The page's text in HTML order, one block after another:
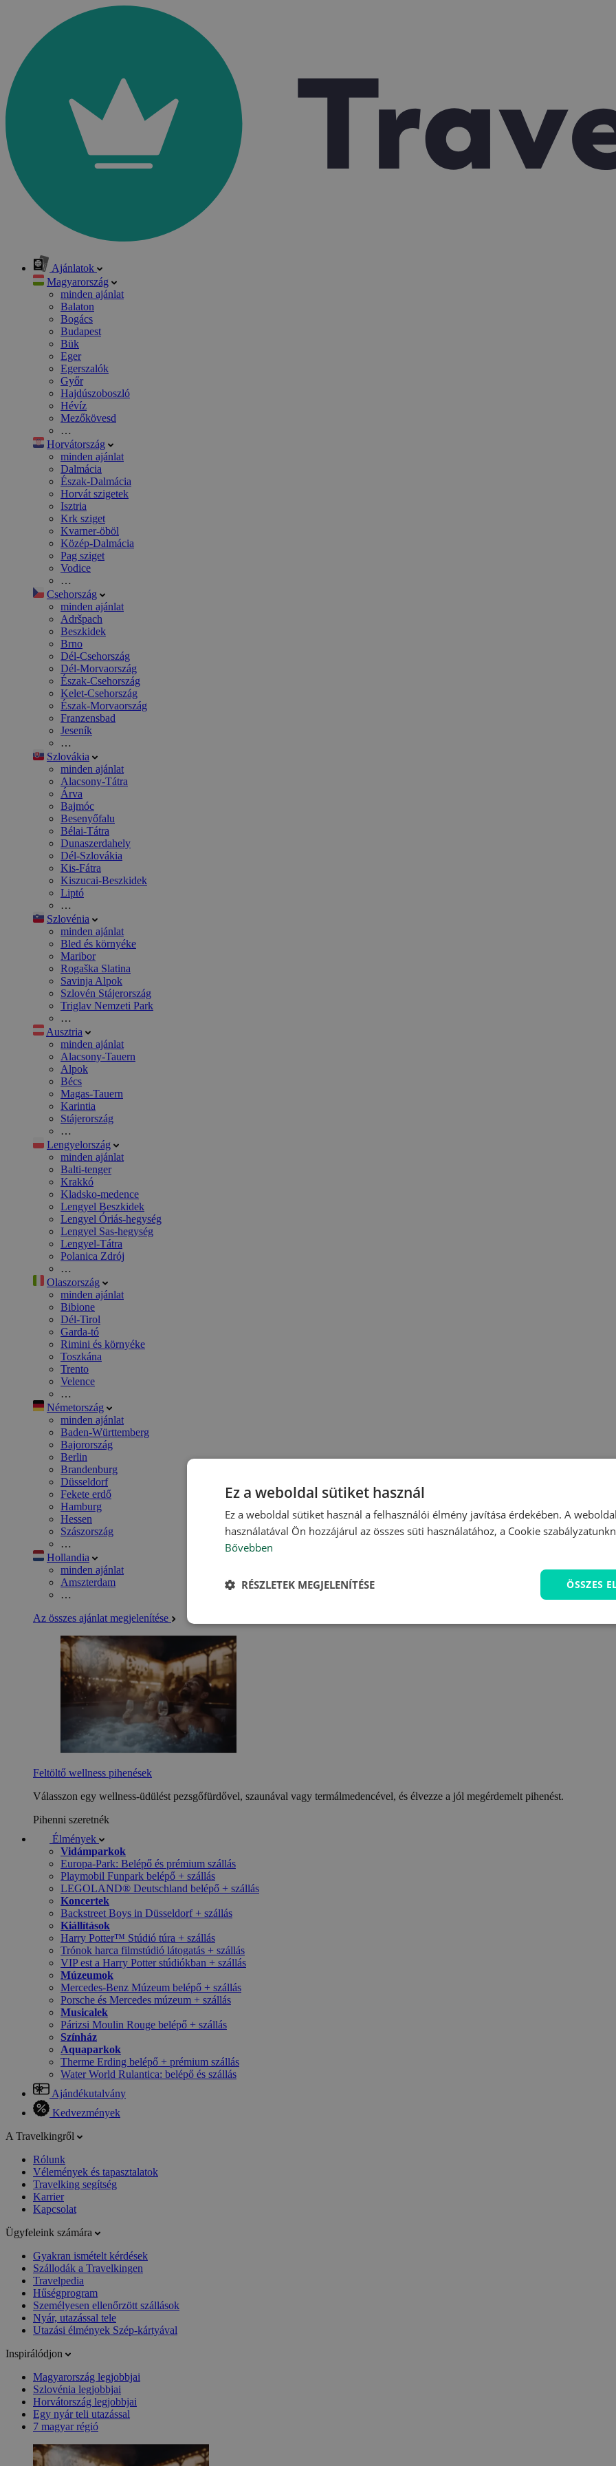
Ajánlatok
Magyarország
minden ajánlat
Balaton
Bogács
Budapest
Bük
Eger
Egerszalók
Győr
Hajdúszoboszló
Hévíz
Mezőkövesd
…
Horvátország
minden ajánlat
Dalmácia
Észak-Dalmácia
Horvát szigetek
Isztria
Krk sziget
Kvarner-öböl
Közép-Dalmácia
Pag sziget
Vodice
…
Csehország
minden ajánlat
Adršpach
Beszkidek
Brno
Dél-Csehország
Dél-Morvaország
Észak-Csehország
Kelet-Csehország
Észak-Morvaország
Franzensbad
Jeseník
…
Szlovákia
minden ajánlat
Alacsony-Tátra
Árva
Bajmóc
Besenyőfalu
Bélai-Tátra
Dunaszerdahely
Dél-Szlovákia
Kis-Fátra
Kiszucai-Beszkidek
Liptó
…
Szlovénia
minden ajánlat
Bled és környéke
Maribor
Rogaška Slatina
Savinja Alpok
Szlovén Stájerország
Triglav Nemzeti Park
…
Ausztria
minden ajánlat
Alacsony-Tauern
Alpok
Bécs
Magas-Tauern
Karintia
Stájerország
…
Lengyelország
minden ajánlat
Balti-tenger
Krakkó
Kladsko-medence
Lengyel Beszkidek
Lengyel Óriás-hegység
Lengyel Sas-hegység
Lengyel-Tátra
Polanica Zdrój
…
Olaszország
minden ajánlat
Bibione
Dél-Tirol
Garda-tó
Rimini és környéke
Toszkána
Trento
Velence
…
Németország
minden ajánlat
Baden-Württemberg
Bajorország
Berlin
Brandenburg
Düsseldorf
Fekete erdő
Hamburg
Hessen
Szászország
…
Hollandia
minden ajánlat
Amszterdam
…
Az összes ajánlat megjelenítése
Feltöltő wellness pihenések
Válasszon egy wellness-üdülést pezsgőfürdővel, szaunával vagy termálmedencével, és élvezze a jól megérdemelt pihenést.
Pihenni szeretnék
Élmények
Vidámparkok
Europa-Park: Belépő és prémium szállás
Playmobil Funpark belépő + szállás
LEGOLAND® Deutschland belépő + szállás
Koncertek
Backstreet Boys in Düsseldorf + szállás
Kiállítások
Harry Potter™ Stúdió túra + szállás
Trónok harca filmstúdió látogatás + szállás
VIP est a Harry Potter stúdiókban + szállás
Múzeumok
Mercedes-Benz Múzeum belépő + szállás
Porsche és Mercedes múzeum + szállás
Musicalek
Párizsi Moulin Rouge belépő + szállás
Színház
Aquaparkok
Therme Erding belépő + prémium szállás
Water World Rulantica: belépő és szállás
Ajándékutalvány
Kedvezmények
A Travelkingről
Rólunk
Vélemények és tapasztalatok
Travelking segítség
Karrier
Kapcsolat
Ügyfeleink számára
Gyakran ismételt kérdések
Szállodák a Travelkingen
Travelpedia
Hűségprogram
Személyesen ellenőrzött szállások
Nyár, utazással tele
Utazási élmények Szép-kártyával
Inspirálódjon
Magyarország legjobbjai
Szlovénia legjobbjai
Horvátország legjobbjai
Egy nyár teli utazással
7 magyar régió
Ez a weboldal sütiket használ
Ez a weboldal sütiket használ a felhasználói élmény javítása érdekében. A
használatával Ön hozzájárul az összes süti használatához, a Cookie
Bővebben
ÖSSZES
RÉSZLETEK MEGJELENÍTÉSE